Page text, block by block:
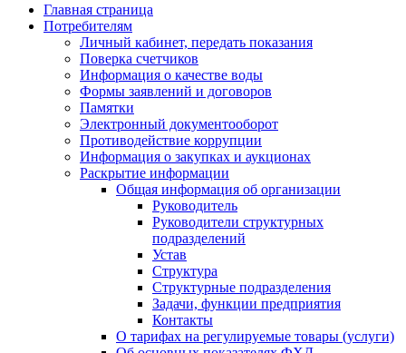
Главная страница
Потребителям
Личный кабинет, передать показания
Поверка счетчиков
Информация о качестве воды
Формы заявлений и договоров
Памятки
Электронный документооборот
Противодействие коррупции
Информация о закупках и аукционах
Раскрытие информации
Общая информация об организации
Руководитель
Руководители структурных
подразделений
Устав
Структура
Структурные подразделения
Задачи, функции предприятия
Контакты
О тарифах на регулируемые товары (услуги)